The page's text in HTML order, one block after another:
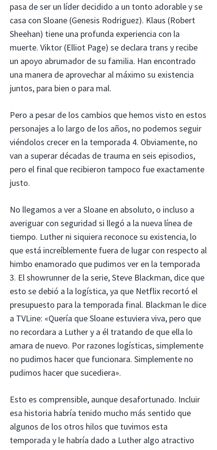
pasa de ser un líder decidido a un tonto adorable y se
casa con Sloane (Genesis Rodriguez). Klaus (Robert
Sheehan) tiene una profunda experiencia con la
muerte. Viktor (Elliot Page) se declara trans y recibe
un apoyo abrumador de su familia. Han encontrado
una manera de aprovechar al máximo su existencia
juntos, para bien o para mal.
Pero a pesar de los cambios que hemos visto en estos
personajes a lo largo de los años, no podemos seguir
viéndolos crecer en la temporada 4. Obviamente, no
van a superar décadas de trauma en seis episodios,
pero el final que recibieron tampoco fue exactamente
justo.
No llegamos a ver a Sloane en absoluto, o incluso a
averiguar con seguridad si llegó a la nueva línea de
tiempo. Luther ni siquiera reconoce su existencia, lo
que está increíblemente fuera de lugar con respecto al
himbo enamorado que pudimos ver en la temporada
3. El showrunner de la serie, Steve Blackman, dice que
esto se debió a la logística, ya que Netflix recortó el
presupuesto para la temporada final. Blackman le dice
a TVLine: «Quería que Sloane estuviera viva, pero que
no recordara a Luther y a él tratando de que ella lo
amara de nuevo. Por razones logísticas, simplemente
no pudimos hacer que funcionara. Simplemente no
pudimos hacer que sucediera».
Esto es comprensible, aunque desafortunado. Incluir
esa historia habría tenido mucho más sentido que
algunos de los otros hilos que tuvimos esta
temporada y le habría dado a Luther algo atractivo